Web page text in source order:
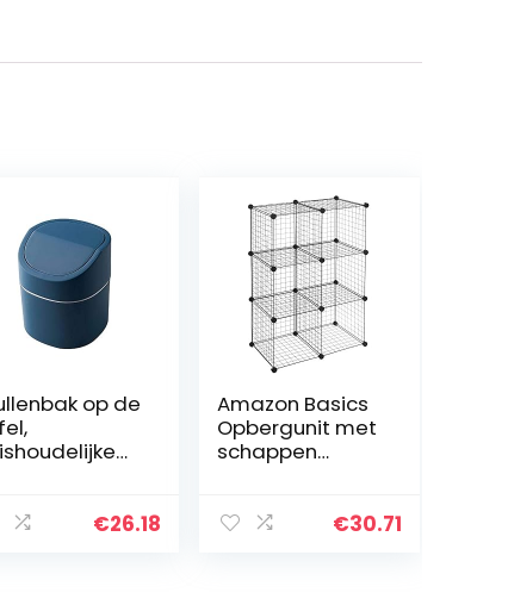
op de
€26.18
Amazon Basics
Opbergunit met
schappen
€30.71